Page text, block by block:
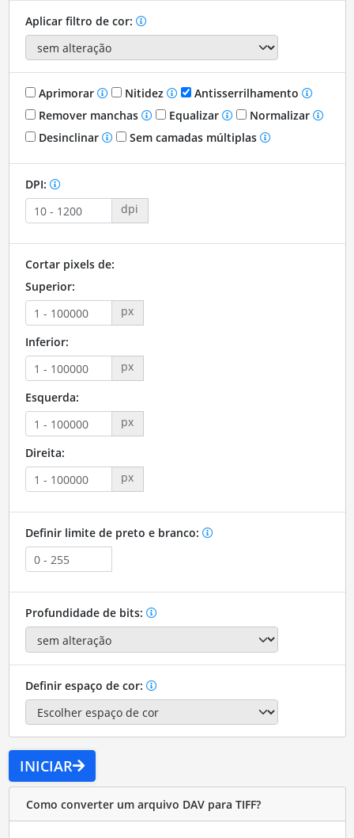
Aplicar filtro de cor:
Aprimorar Nitidez
Antisserrilhamento
Remover manchas
Equalizar
Normalizar
Desinclinar
Sem camadas múltiplas
DPI:
dpi
Cortar pixels de:
Superior:
px
Inferior:
px
Esquerda:
px
Direita:
px
Definir limite de preto e branco:
Profundidade de bits:
Definir espaço de cor:
INICIAR
Como converter um arquivo DAV para TIFF?